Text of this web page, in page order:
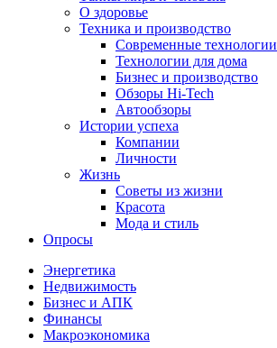
О здоровье
Техника и производство
Современные технологии
Технологии для дома
Бизнес и производство
Обзоры Hi-Tech
Автообзоры
Истории успеха
Компании
Личности
Жизнь
Советы из жизни
Красота
Мода и стиль
Опросы
Энергетика
Недвижимость
Бизнес и АПК
Финансы
Макроэкономика